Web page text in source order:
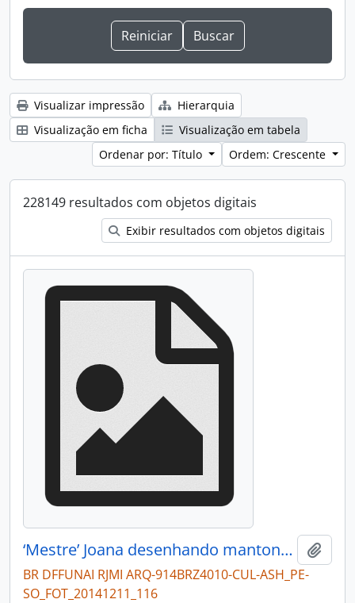
Visualizar impressão
Hierarquia
Visualização em ficha
Visualização em tabela
Ordenar por: Título
Ordem: Crescente
228149 resultados com objetos digitais
Exibir resultados com objetos digitais
‘Mestre’ Joana desenhando mantona (cobra)
BR DFFUNAI RJMI ARQ-914BRZ4010-CUL-ASH_PE-
SO_FOT_20141211_116